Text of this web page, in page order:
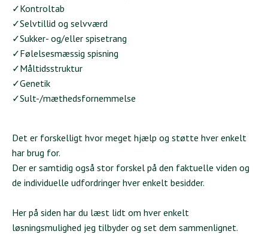
✓Kontroltab
✓Selvtillid og selvværd
✓Sukker- og/eller spisetrang
✓Følelsesmæssig spisning
✓Måltidsstruktur
✓Genetik
✓Sult-/mæthedsfornemmelse
Det er forskelligt hvor meget hjælp og støtte hver enkelt
har brug for.
Der er samtidig også stor forskel på den faktuelle viden og
de individuelle udfordringer hver enkelt besidder.
Her på siden har du læst lidt om hver enkelt
løsningsmulighed jeg tilbyder og set dem sammenlignet.